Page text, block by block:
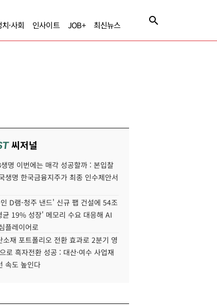
치·사회 인사이트 JOB+ 최신뉴스
씨저널
명 이번에는 매각 성공할까 : 본입찰
생명 한국금융지주가 최종 인수제안서
D램-청주 낸드' 신규 팹 건설에 54조
19% 성장' 메모리 수요 대응해 AI
플레이어로
소재 포트폴리오 전환 효과로 2분기 영
로 흑자전환 성공 : 대산·여수 사업재
속도 높인다